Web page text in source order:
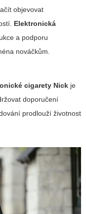
objevovat
Elektronická
a podporu
nováčkům.
cigarety Nick je
doporučení
prodlouží životnost